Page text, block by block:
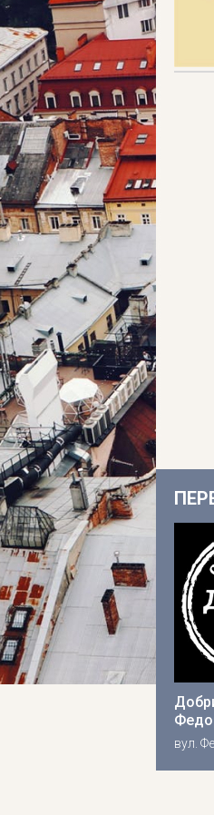
вул.